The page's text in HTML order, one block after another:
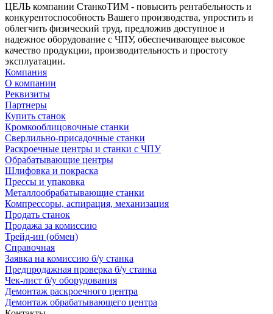
ЦЕЛЬ компании СтанкоТИМ - повысить рентабельность и
конкурентоспособность Вашего производства, упростить и
облегчить физический труд, предложив доступное и
надежное оборудование с ЧПУ, обеспечивающее высокое
качество продукции, производительность и простоту
эксплуатации.
Компания
О компании
Реквизиты
Партнеры
Купить станок
Кромкооблицовочные станки
Сверлильно-присадочные станки
Раскроечные центры и станки с ЧПУ
Обрабатывающие центры
Шлифовка и покраска
Прессы и упаковка
Металлообрабатывающие станки
Компрессоры, аспирация, механизация
Продать станок
Продажа за комиссию
Трейд-ин (обмен)
Справочная
Заявка на комиссию б/у станка
Предпродажная проверка б/у станка
Чек-лист б/у оборудования
Демонтаж раскроечного центра
Демонтаж обрабатывающего центра